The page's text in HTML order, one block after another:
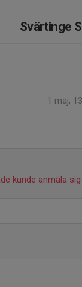
Svärtinge
1 maj,
kunde anmäla